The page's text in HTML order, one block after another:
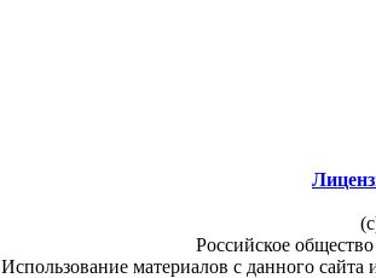
Российское
Использование материалов с данного